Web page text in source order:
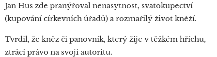
Jan Hus zde pranýřoval nenasytnost, svatokupectví
(kupování církevních úřadů) a rozmařilý život kněží.
Tvrdil, že kněz či panovník, který žije v těžkém hříchu,
ztrácí právo na svoji autoritu.